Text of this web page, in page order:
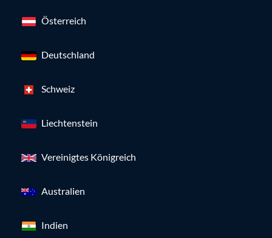
Österreich
Deutschland
Schweiz
Liechtenstein
Vereinigtes Königreich
Australien
Indien